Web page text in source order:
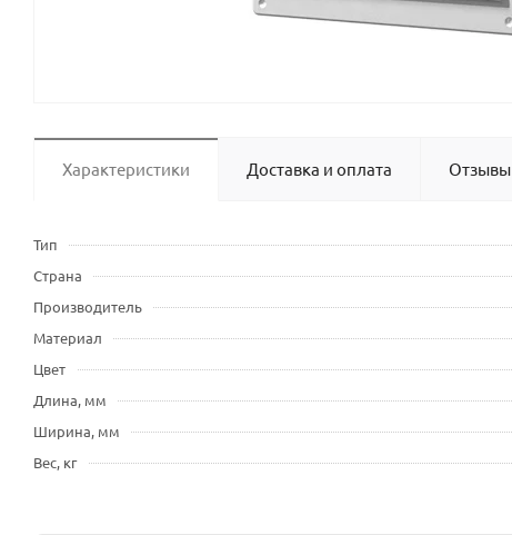
Характеристики Доставка и оплата Отзывы
Тип
Страна
Производитель
Материал
Цвет
Длина, мм
Ширина, мм
Вес, кг